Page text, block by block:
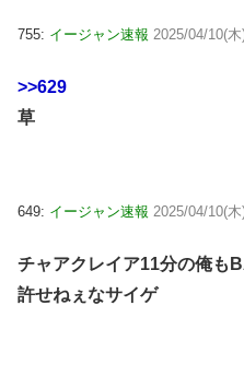
755: イージャン速報 2025/04/10(
>>629
草
649: イージャン速報 2025/04/10(
チャアクレイア11分の俺も
許せねぇなサイゲ